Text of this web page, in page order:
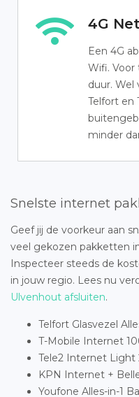
4G
Een 4G
Wifi.
duur. Wel
Telfort en
minder
Snelste internet
Geef jij de voorkeur aan
veel gekozen pakketten
Inspecteer steeds de
in jouw regio. Lees nu
Ulvenhout afsluiten.
Telfort Glasvezel
T-Mobile Internet
Tele2 Internet Light
KPN Internet +
Youfone Alles-in-1